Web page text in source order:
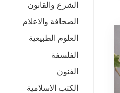
الشرع والقانون
الصحافة والاعلام
العلوم الطبيعية
الفلسفة
الفنون
الكتب الاسلامية